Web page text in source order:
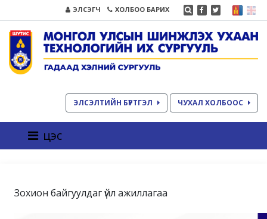
ЭЛСЭГЧ ХОЛБОО БАРИХ
ЭЛСЭЛТИЙН БҮРТГЭЛ ЧУХАЛ ХОЛБООС
цэс
Зохион байгуулдаг үйл ажиллагаа